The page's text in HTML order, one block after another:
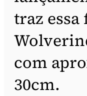
traz
com
30cm.